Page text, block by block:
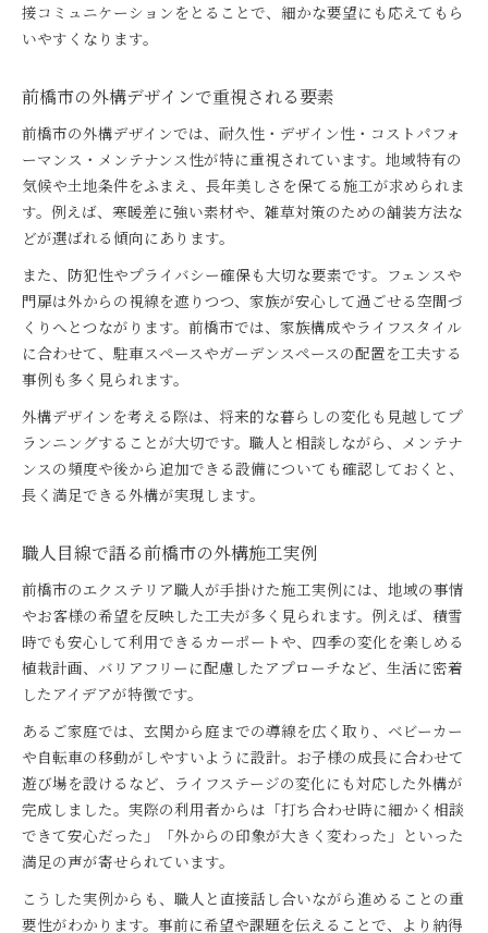
接コミュニケーションをとることで、細かな要望にも応えてもら
いやすくなります。
前橋市の外構デザインで重視される要素
前橋市の外構デザインでは、耐久性・デザイン性・コストパフォ
ーマンス・メンテナンス性が特に重視されています。地域特有の
気候や土地条件をふまえ、長年美しさを保てる施工が求められま
す。例えば、寒暖差に強い素材や、雑草対策のための舗装方法な
どが選ばれる傾向にあります。
また、防犯性やプライバシー確保も大切な要素です。フェンスや
門扉は外からの視線を遮りつつ、家族が安心して過ごせる空間づ
くりへとつながります。前橋市では、家族構成やライフスタイル
に合わせて、駐車スペースやガーデンスペースの配置を工夫する
事例も多く見られます。
外構デザインを考える際は、将来的な暮らしの変化も見越してプ
ランニングすることが大切です。職人と相談しながら、メンテナ
ンスの頻度や後から追加できる設備についても確認しておくと、
長く満足できる外構が実現します。
職人目線で語る前橋市の外構施工実例
前橋市のエクステリア職人が手掛けた施工実例には、地域の事情
やお客様の希望を反映した工夫が多く見られます。例えば、積雪
時でも安心して利用できるカーポートや、四季の変化を楽しめる
植栽計画、バリアフリーに配慮したアプローチなど、生活に密着
したアイデアが特徴です。
あるご家庭では、玄関から庭までの導線を広く取り、ベビーカー
や自転車の移動がしやすいように設計。お子様の成長に合わせて
遊び場を設けるなど、ライフステージの変化にも対応した外構が
完成しました。実際の利用者からは「打ち合わせ時に細かく相談
できて安心だった」「外からの印象が大きく変わった」といった
満足の声が寄せられています。
こうした実例からも、職人と直接話し合いながら進めることの重
要性がわかります。事前に希望や課題を伝えることで、より納得